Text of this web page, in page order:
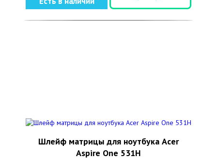
Шлейф матрицы для ноутбука Acer
Aspire One 531H